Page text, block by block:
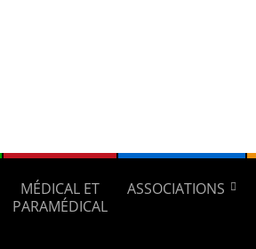
MÉDICAL ET
PARAMÉDICAL
ASSOCIATIONS